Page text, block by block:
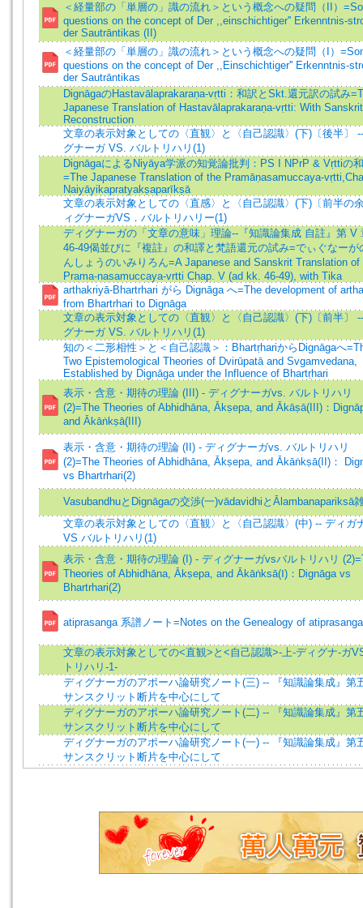
＜経量部の「単層の」識の流れ＞という概念への疑問（II）
questions on the concept of Der ,,einschichtiger'' Erkenntnis-
der Sautrāntikas (II)
＜経量部の「単層の」識の流れ＞という概念への疑問（I）
questions on the concept of Der ,,Einschichtiger'' Erkenntnis-
der Sautrāntikas
DignāgaのHastavālaprakaraṇa-vṛtti：和訳とSkt.還元訳の試み
Japanese Translation of Hastavālaprakaraṇa-vṛtti: With Sanskrit
Reconstruction
文章の表示対象としての〈直観〉と〈自己認識〉(下)〔後半〕
グナーガ VS. バルトリハリ(1)
DignāgaによるNiyāya学派の知覚論批判：PS I NPrP & Vṛttiの
=The Japanese Translation of the Pramāṇasamuccaya-
Naiyāyikapratyakṣaparīkṣā
文章の表示対象としての〈直感〉と〈自己認識〉(下)〔前半の
ィグナーガVS．バルトリハリー(1)
ディグナーガの「文章の意味」理論--『知識論集成 自註』第 V
46-49偈並びに『複註』の和譯と梵語還元の試み=でぃぐなーが
んしょうのいみりろん=A Japanese and Sanskrit Translation of
Prama-nasamuccaya-vrtti Chap. V (ad kk. 46-49), with Tika
arthakriyā-Bhartrhari がら Dignāga へ=The development of
from Bhartrhari to Dignāga
文章の表示対象としての〈直観〉と〈自己認識〉(下)〔前半〕
グナーガ VS. バルトリハリ(1)
知の＜二形相性＞と＜自己認識＞：BhartṛhariからDignāgaへ
Two Epistemological Theories of Dvirūpatā and Svgamvedana,
Established by Dignāga under the Influence of Bhartṛhari
表示・含意・期待の理論 (III) - ディグナーガvs. バルトリハリ
(2)=The Theories of Abhidhāna, Ākṣepa, and Ākāṣā(III)：
and Ākāṅkṣā(III)
表示・含意・期待の理論 (II) - ディグナーガvs. バルトリハリ
(2)=The Theories of Abhidhāna, Ākṣepa, and Ākāṅkṣā(II)：
vs Bhartrhari(2)
VasubandhuとDignāgaの交渉(一)vādavidhiとĀlambanapariksā
文章の表示対象としての〈直観〉と〈自己認識〉(中) -- ディガ
VS バルトリハリ(1)
表示・含意・期待の理論 (I) - ディグナーガvsバルトリハリ
Theories of Abhidhāna, Ākṣepa, and Ākāṅksā(Ⅰ)：Dignāga vs
Bhartrhari(2)
atiprasanga 系譜ノート=Notes on the Genealogy of atiprasanga
文章の表示対象としての<直観>と<自己認識>-上-ディグナ-ガ
トリハリ-1-
ディグナーガのアポーハ論研究ノート(三) -- 『知識論集成』第
サンスクリット断片を中心にして
ディグナーガのアポーハ論研究ノート(二) -- 『知識論集成』第
サンスクリット断片を中心にして
ディグナーガのアポーハ論研究ノート(一) -- 『知識論集成』第
サンスクリット断片を中心にして